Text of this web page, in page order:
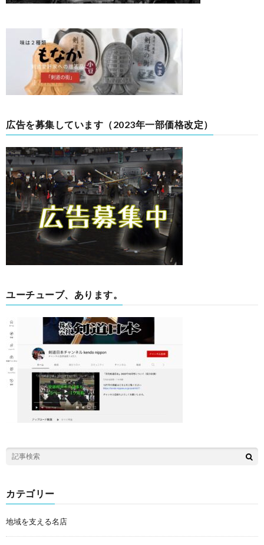
広告を募集しています（2023年一部価格改定）
ユーチューブ、あります。
カテゴリー
地域を支える名店